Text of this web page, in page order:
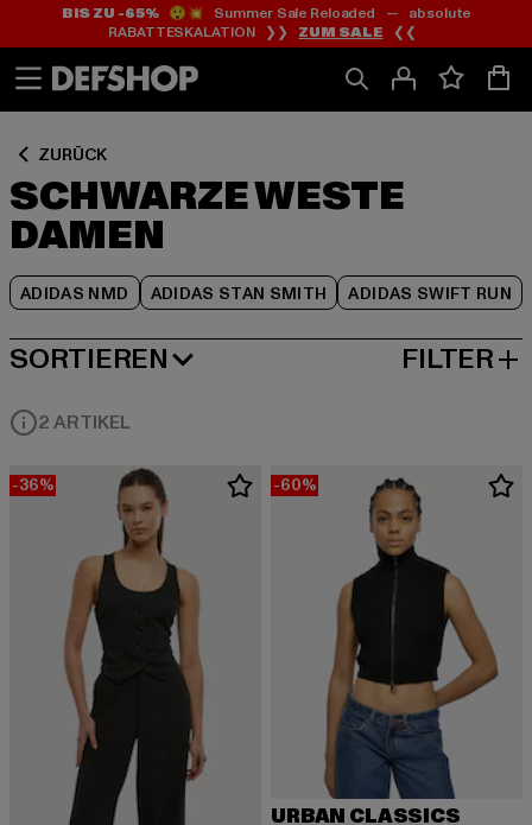
Zum
Inhalt
springen
Zum
Fußzeile
springen
BIS ZU -65%😲💥 Summer Sale Reloaded — absolute
RABATTESKALATION ❯❯ ZUM SALE ❮❮
ZURÜCK
SCHWARZE WESTE
DAMEN
ADIDAS NMD ADIDAS STAN SMITH ADIDAS SWIFT RUN
Zum
Produktraster
springen
SORTIEREN
BELIEBTESTE FILTER
2 ARTIKEL
-36% -60%
URBAN CLASSICS